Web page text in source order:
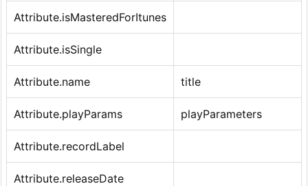
Attribute.isMasteredForItunes
Attribute.isSingle
Attribute.name title
Attribute.playParams playParameters
Attribute.recordLabel
Attribute.releaseDate